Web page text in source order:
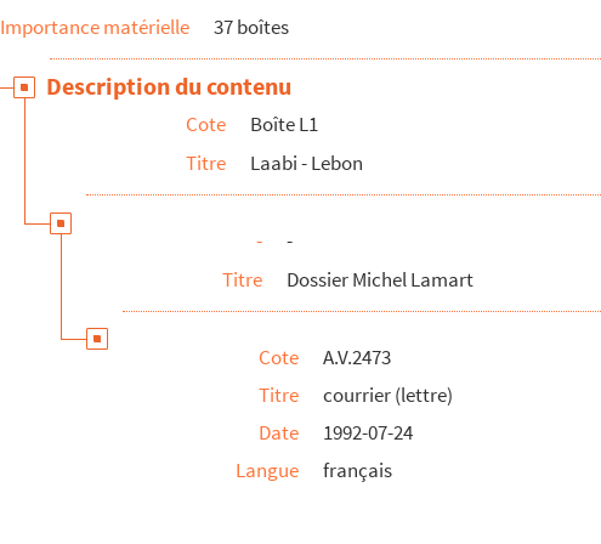
Importance matérielle
37 boîtes
Description du contenu
Cote
Boîte L1
Titre
Laabi - Lebon
-
-
Titre
Dossier Michel Lamart
Cote
A.V.2473
Titre
courrier (lettre)
Date
1992-07-24
Langue
français